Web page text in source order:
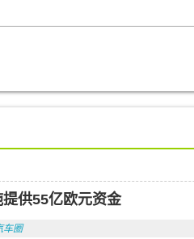
供55亿欧元资金
车圈